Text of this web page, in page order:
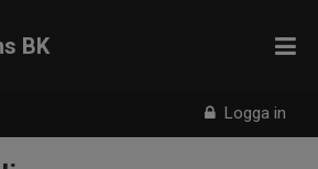
Logga in
BK